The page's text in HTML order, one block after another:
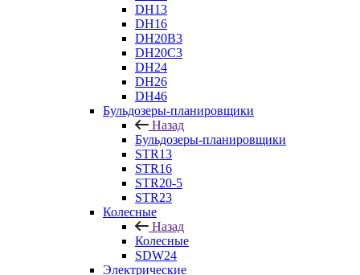
DH13
DH16
DH20B3
DH20C3
DH24
DH26
DH46
Бульдозеры-планировщики
Назад
Бульдозеры-планировщики
STR13
STR16
STR20-5
STR23
Колесные
Назад
Колесные
SDW24
Электрические